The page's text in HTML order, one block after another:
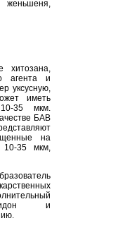
женьшеня,
хитозана,
агента и
уксусную,
иметь
35 мкм.
БАВ
на
10-35 мкм,
и